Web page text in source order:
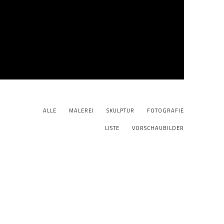
ALLE MALEREI SKULPTUR FOTOGRAFIE
LISTE VORSCHAUBILDER